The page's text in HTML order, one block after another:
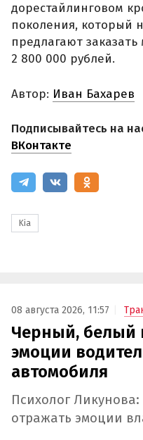
дорестайлинговом
поколения, который
предлагают
2 800 000 рублей.
Автор: Иван Бахарев
Подписывайтесь на
ВКонтакте
Kia
08 августа 2026, 11:57
Черный, белый
эмоции
автомобиля
Психолог
отражать эмоции